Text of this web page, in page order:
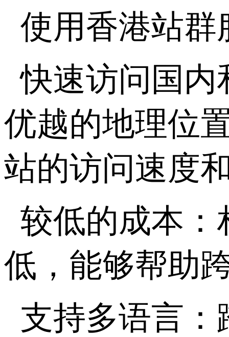
使用香港站群
快速访问国内
优越的地理位
站的访问速度
较低的成本：
低，能够帮助
支持多语言